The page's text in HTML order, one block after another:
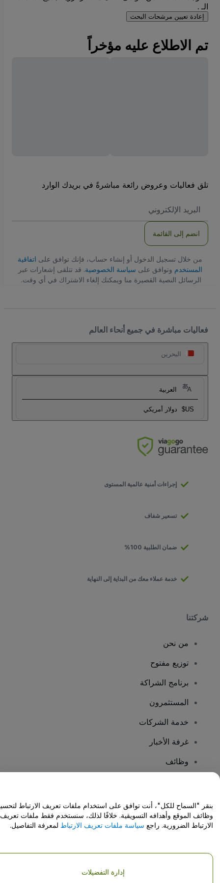
الـ .
إعادة تعيين مرشحات البحث
تم الاطلاع عليه مؤخراً
تلق فعاليات وعروض رائعة مباشرةً في بريدك الوارد
الاكتروني
انضم إلى القائمة
من خلال تسجيل الدخول أو إنشاء حساب، فإنك توافق على اتفاقية
المستخدم وتوافق على سياسة الخصوصية. قد تتلقى إشعارات عبر
الرسائل النصية القصيرة منا ويمكنك إلغاء الاشتراك في أي وقت.
فعاليات مباشرة في جميع أنحاء العالم
البحرين
العربية
US$ دولار أمريكي
إجراءات أمنية عالمية المستوى
تسعير شفاف
ضمان الطلبية 100%
خدمة عملاء معك من البداية إلى النهاية
شركتنا
من نحن
توزيع مفتوح
برنامج الشراكة
المستثمرون
خدمة الشركات
غرفة الأخبار
وظائف
مركز المساعدة / اتصل بنا
حقوق النشر © شركة فياجوجو المحدودة 2026
تفاصيل الشركة
بنقر "السماح للكل"، أنت توافق على استخدام ملفات تعريف الارتباط
وظائف الموقع وأهدافه التسويقية. خلافًا لذلك، سنستخدم فقط ملفات تعريف
الارتباط الضرورية. راجع سياسة ملفات تعريف الارتباط لمعرفة التفاصيل.
إدارة التفضيلات